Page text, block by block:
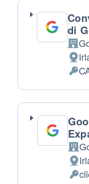
di
Dati
Dati